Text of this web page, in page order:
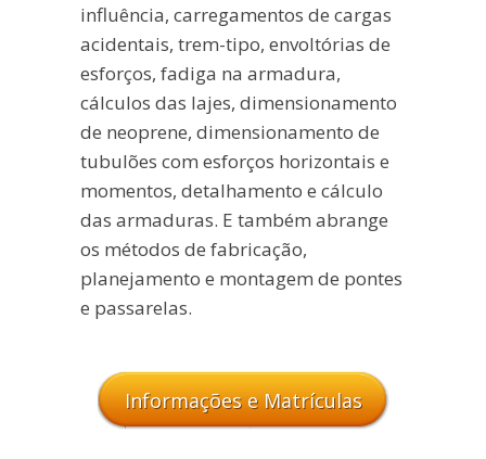
influência, carregamentos de cargas
acidentais, trem-tipo, envoltórias de
esforços, fadiga na armadura,
cálculos das lajes, dimensionamento
de neoprene, dimensionamento de
tubulões com esforços horizontais e
momentos, detalhamento e cálculo
das armaduras. E também abrange
os métodos de fabricação,
planejamento e montagem de pontes
e passarelas.
Informações e Matrículas